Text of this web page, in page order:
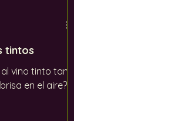
tintos
vino tinto tan
en el aire?